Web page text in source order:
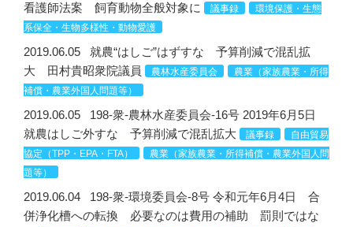
看護師法案 飼育動物全般対象に
議事録
環境保護・生態
系保全・生物多様性・動物愛護
2019.06.05
就農“はしご”はずすな 予算削減で混乱拡
大 田村貴昭衆院議員
農林水産委員会
農業（家族農業・所得
補償・農業外国人問題等）
2019.06.05
198-衆-農林水産委員会-16号 2019年6月5日
就農はしご外すな 予算削減で混乱拡大
議事録
自由貿易
協定（TPP・EPA・FTA）
農業（家族農業・所得補償・農業外国人問
題等）
2019.06.04
198-衆-環境委員会-8号 令和元年6月4日 合
併浄化槽への転換 必要なのは費用の補助 罰則ではな